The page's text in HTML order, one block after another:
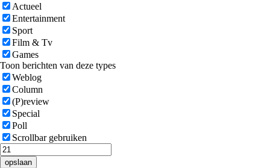
Actueel
Entertainment
Sport
Film & Tv
Games
Toon berichten van deze types
Weblog
Column
(P)review
Special
Poll
Scrollbar gebruiken
opslaan